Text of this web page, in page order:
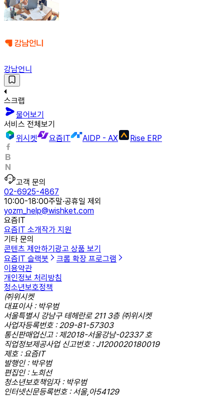
강남언니
스크랩
물어보기
서비스 전체보기
위시켓
요즘IT AIDP - AX Rise ERP
고객 문의
02-6925-4867
10:00-18:00주말·공휴일 제외
yozm_help@wishket.com
요즘IT
요즘IT 소개작가 지원
기타 문의
콘텐츠 제안하기 광고 상품 보기
요즘IT 슬랙봇
크롬 확장 프로그램
이용약관
개인정보 처리방침
청소년보호정책
㈜위시켓
대표이사 : 박우범
서울특별시 강남구 테헤란로 211 3층 ㈜위시켓
사업자등록번호 : 209-81-57303
통신판매업신고 : 제2018-서울강남-02337 호
직업정보제공사업 신고번호 : J1200020180019
제호 : 요즘IT
발행인 : 박우범
편집인 : 노희선
청소년보호책임자 : 박우범
인터넷신문등록번호 : 서울,아54129